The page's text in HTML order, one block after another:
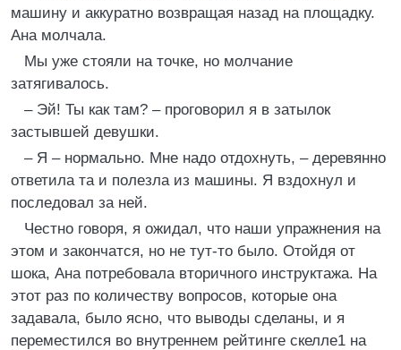
машину и аккуратно возвращая назад на площадку.
Ана молчала.
Мы уже стояли на точке, но молчание
затягивалось.
– Эй! Ты как там? – проговорил я в затылок
застывшей девушки.
– Я – нормально. Мне надо отдохнуть, – деревянно
ответила та и полезла из машины. Я вздохнул и
последовал за ней.
Честно говоря, я ожидал, что наши упражнения на
этом и закончатся, но не тут-то было. Отойдя от
шока, Ана потребовала вторичного инструктажа. На
этот раз по количеству вопросов, которые она
задавала, было ясно, что выводы сделаны, и я
переместился во внутреннем рейтинге скелле1 на